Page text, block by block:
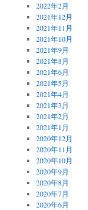
2022年2月
2021年12月
2021年11月
2021年10月
2021年9月
2021年8月
2021年6月
2021年5月
2021年4月
2021年3月
2021年2月
2021年1月
2020年12月
2020年11月
2020年10月
2020年9月
2020年8月
2020年7月
2020年6月